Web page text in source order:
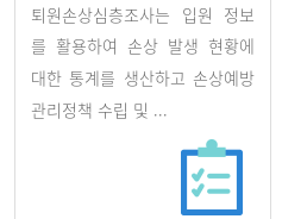
퇴원손상심층조사는 입원 정보
를 활용하여 손상 발생 현황에
대한 통계를 생산하고 손상예방
관리정책 수립 및 ...